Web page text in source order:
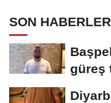
SON HABERLER
güreş